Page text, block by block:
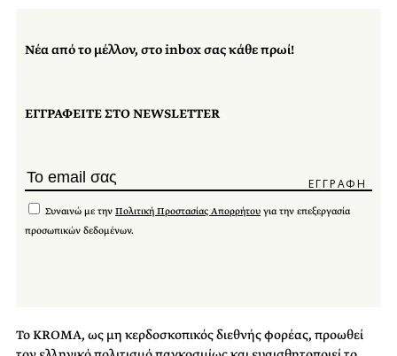
Νέα από το μέλλον, στο inbox σας κάθε πρωί!
ΕΓΓΡΑΦΕΙΤΕ ΣΤΟ NEWSLETTER
Συναινώ με την Πολιτική Προστασίας Απορρήτου για την επεξεργασία
προσωπικών δεδομένων.
Το KROMA, ως μη κερδοσκοπικός διεθνής φορέας, προωθεί